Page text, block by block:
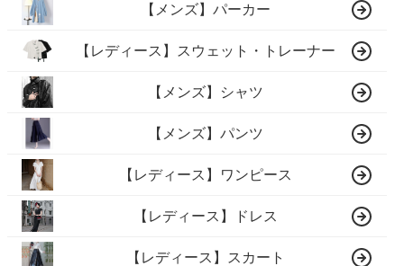
【メンズ】パーカー
【レディース】スウェット・トレーナー
【メンズ】シャツ
【メンズ】パンツ
【レディース】ワンピース
【レディース】ドレス
【レディース】スカート